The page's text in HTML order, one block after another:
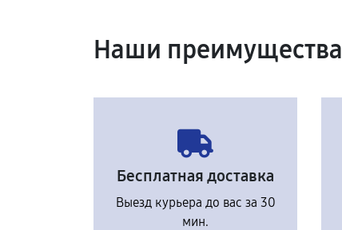
Наши преимущества
Бесплатная доставка
Выезд курьера до вас за 30
мин.